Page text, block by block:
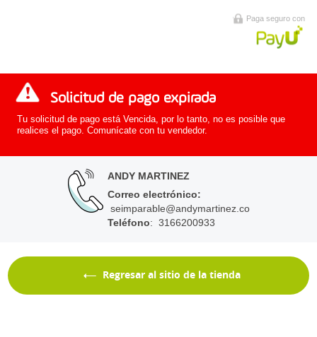
Paga seguro con
Solicitud de pago expirada
Tu solicitud de pago está Vencida, por lo tanto, no es posible que
realices el pago. Comunícate con tu vendedor.
ANDY MARTINEZ
Correo electrónico:
seimparable@andymartinez.co
Teléfono: 3166200933
Regresar al sitio de la tienda